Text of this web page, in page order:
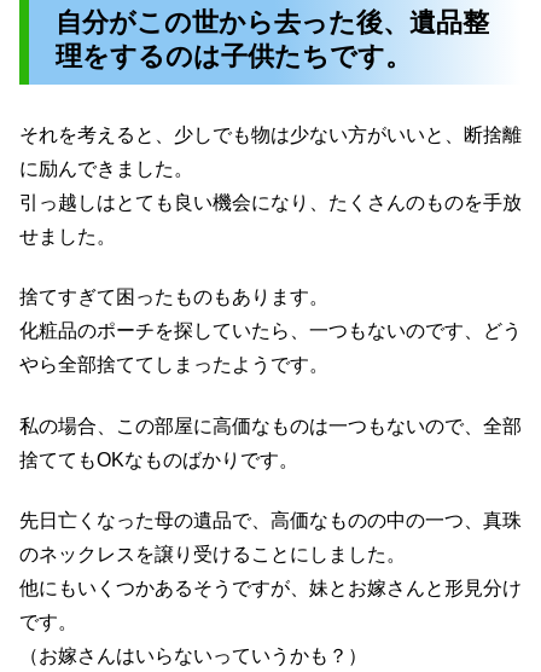
自分がこの世から去った後、遺品整
理をするのは子供たちです。
それを考えると、少しでも物は少ない方がいいと、断捨離
に励んできました。
引っ越しはとても良い機会になり、たくさんのものを手放
せました。
捨てすぎて困ったものもあります。
化粧品のポーチを探していたら、一つもないのです、どう
やら全部捨ててしまったようです。
私の場合、この部屋に高価なものは一つもないので、全部
捨ててもOKなものばかりです。
先日亡くなった母の遺品で、高価なものの中の一つ、真珠
のネックレスを譲り受けることにしました。
他にもいくつかあるそうですが、妹とお嫁さんと形見分け
です。
（お嫁さんはいらないっていうかも？）